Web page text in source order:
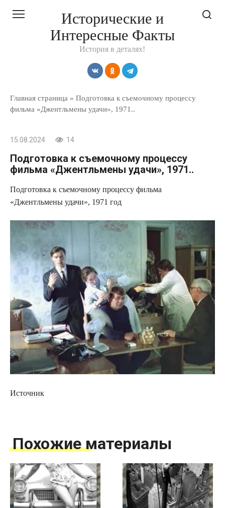
Исторические и
Интересные Факты
История в деталях!
Главная страница » Подготовка к съемочному процессу
фильма «Джентльмены удачи», 1971..
15.08.2024 14
Подготовка к съемочному процессу
фильма «Джентльмены удачи», 1971..
Подготовка к съемочному процессу фильма
«Джентльмены удачи», 1971 год
Источник
Похожие материалы